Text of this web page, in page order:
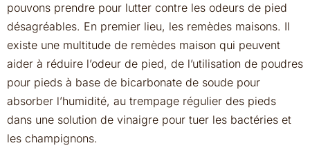
pouvons prendre pour lutter contre les odeurs de pied
désagréables. En premier lieu, les remèdes maisons. Il
existe une multitude de remèdes maison qui peuvent
aider à réduire l’odeur de pied, de l’utilisation de poudres
pour pieds à base de bicarbonate de soude pour
absorber l’humidité, au trempage régulier des pieds
dans une solution de vinaigre pour tuer les bactéries et
les champignons.